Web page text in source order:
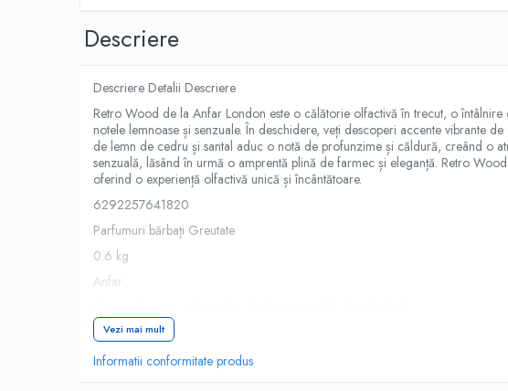
Descriere
Descriere Detalii Descriere
Retro Wood de la Anfar London este o călătorie olfactivă în trecut, o
notele lemnoase și senzuale. În deschidere, veți descoperi accente vibrante
de lemn de cedru și santal aduc o notă de profunzime și căldură, creând o
senzuală, lăsând în urmă o amprentă plină de farmec și eleganță. Retro
oferind o experiență olfactivă unică și încântătoare.
6292257641820
Parfumuri bărbați Greutate
0.6 kg
Anfar
Vezi mai mult
Informatii conformitate produs